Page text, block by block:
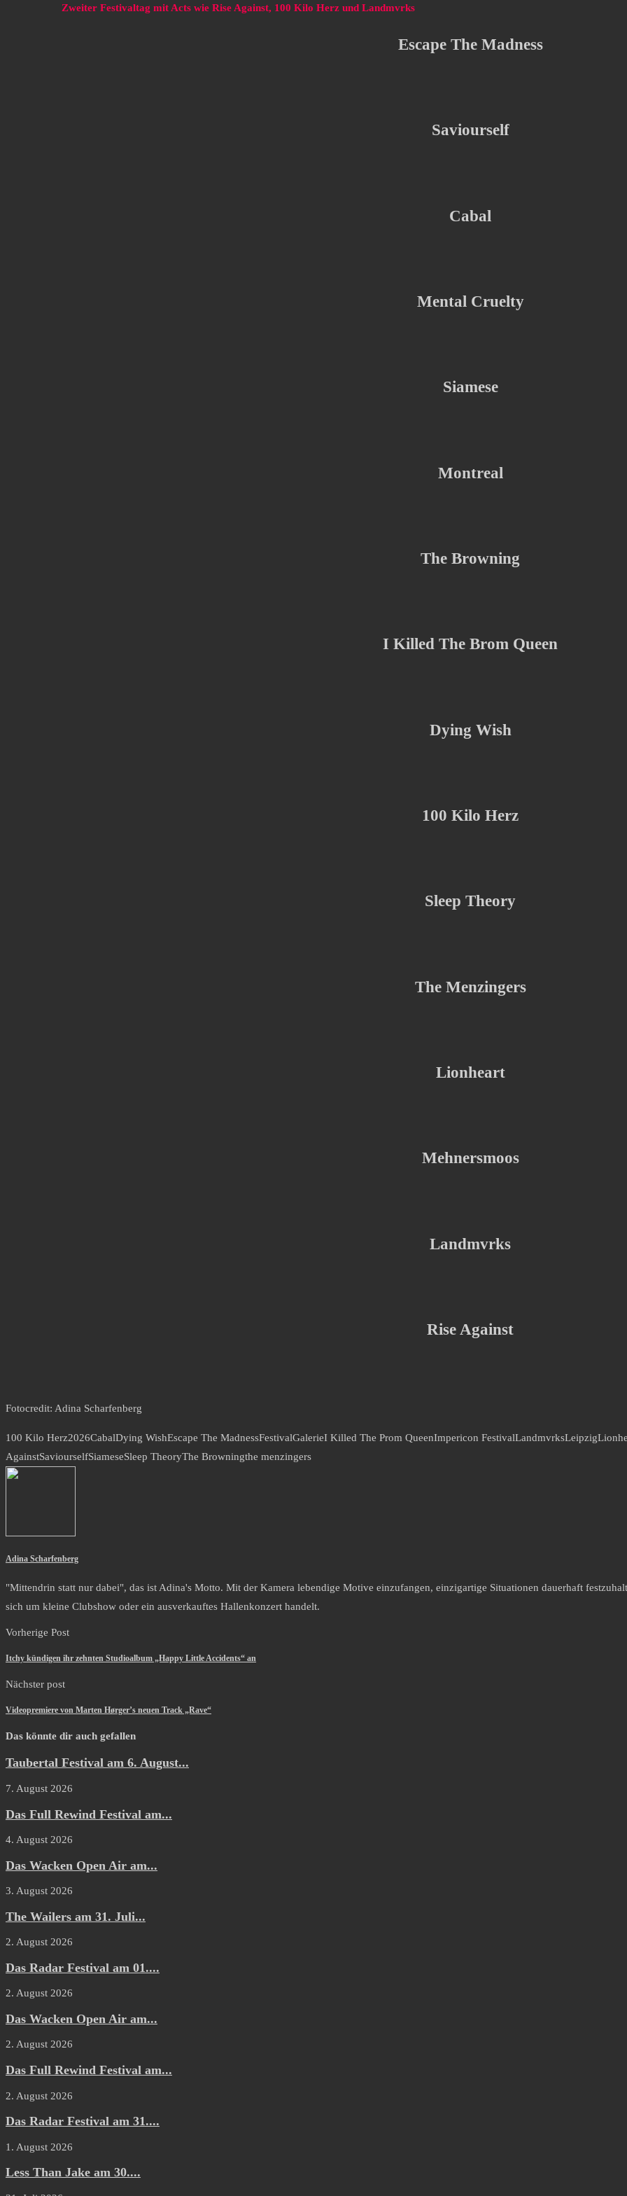
Zweiter Festivaltag mit Acts wie Rise Against, 100 Kilo Herz und Landmvrks
Escape The Madness
Saviourself
Cabal
Mental Cruelty
Siamese
Montreal
The Browning
I Killed The Brom Queen
Dying Wish
100 Kilo Herz
Sleep Theory
The Menzingers
Lionheart
Mehnersmoos
Landmvrks
Rise Against
Fotocredit: Adina Scharfenberg
100 Kilo Herz2026CabalDying WishEscape The MadnessFestivalGalerieI Killed The Prom QueenImpericon FestivalLandmvrksLeipzig
AgainstSaviourselfSiameseSleep TheoryThe Browningthe menzingers
Adina Scharfenberg
"Mittendrin statt nur dabei", das ist Adina's Motto. Mit der Kamera lebendige Motive einzufangen, einzigartige Situationen dauerhaft
sich um kleine Clubshow oder ein ausverkauftes Hallenkonzert handelt.
Vorherige Post
Itchy kündigen ihr zehnten Studioalbum „Happy Little Accidents“ an
Nächster post
Videopremiere von Marten Hørger’s neuen Track „Rave“
Das könnte dir auch gefallen
Taubertal Festival am 6. August...
7. August 2026
Das Full Rewind Festival am...
4. August 2026
Das Wacken Open Air am...
3. August 2026
The Wailers am 31. Juli...
2. August 2026
Das Radar Festival am 01....
2. August 2026
Das Wacken Open Air am...
2. August 2026
Das Full Rewind Festival am...
2. August 2026
Das Radar Festival am 31....
1. August 2026
Less Than Jake am 30....